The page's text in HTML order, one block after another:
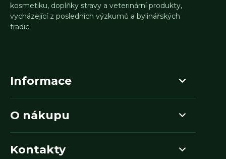
kosmetiku, doplňky stravy a veterinární produkty,
vycházející z posledních výzkumů a bylinářských
tradic.
Informace
O nákupu
Kontakty